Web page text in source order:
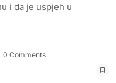
i da je uspjeh u
0 Comments